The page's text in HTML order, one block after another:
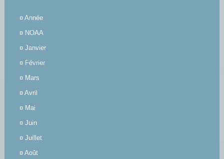
¤ Année
¤ NOAA
¤ Janvier
¤ Février
¤ Mars
¤ Avril
¤ Mai
¤ Juin
¤ Juillet
¤ Août